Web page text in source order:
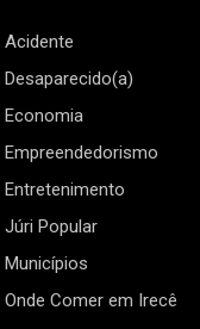
Acidente
Desaparecido(a)
Economia
Empreendedorismo
Entretenimento
Júri Popular
Municípios
Onde Comer em Irecê